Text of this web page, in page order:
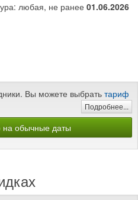
любая, не ранее 01.06.2026
Вы можете выбратьтариф
Подробнее...
обычные даты